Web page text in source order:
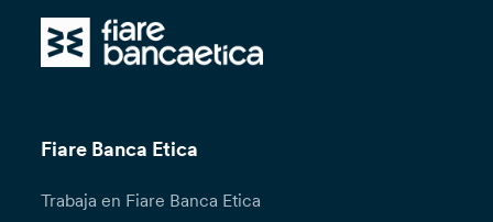
Fiare Banca Etica
Trabaja en Fiare Banca Etica